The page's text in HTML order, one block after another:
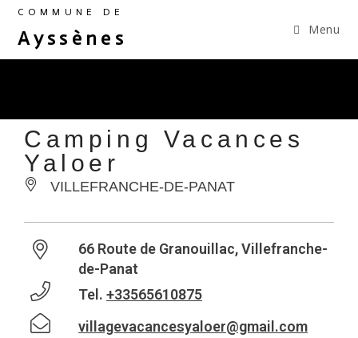
COMMUNE DE
Ayssènes Menu
Camping Vacances
Yaloer
VILLEFRANCHE-DE-PANAT
66 Route de Granouillac, Villefranche-
de-Panat
Tel. +33565610875
villagevacancesyaloer@gmail.com